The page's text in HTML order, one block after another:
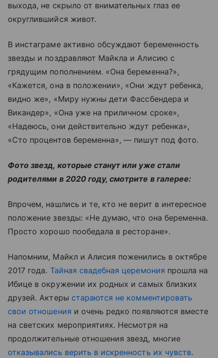
выхода, не скрыло от внимательных глаз ее
округлившийся живот.
В инстаграме активно обсуждают беременность
звезды и поздравляют Майкла и Алисию с
грядущим пополнением. «Она беременна?»,
«Кажется, она в положении», «Они ждут ребенка,
видно же», «Миру нужны дети Фассбендера и
Викандер», «Она уже на приличном сроке»,
«Надеюсь, они действительно ждут ребенка»,
«Сто процентов беременна», — пишут под фото.
Фото звезд, которые станут или уже стали
родителями в 2020 году, смотрите в галерее:
Впрочем, нашлись и те, кто не верит в интересное
положение звезды: «Не думаю, что она беременна.
Просто хорошо пообедала в ресторане».
Напомним, Майкл и Алисия поженились в октябре
2017 года. Тайная свадебная церемония прошла на
Ибице в окружении их родных и самых близких
друзей. Актеры стараются не комментировать
свои отношения и очень редко появляются вместе
на светских мероприятиях. Несмотря на
продолжительные отношения звезд, многие
отказывались верить в искренность их чувств.